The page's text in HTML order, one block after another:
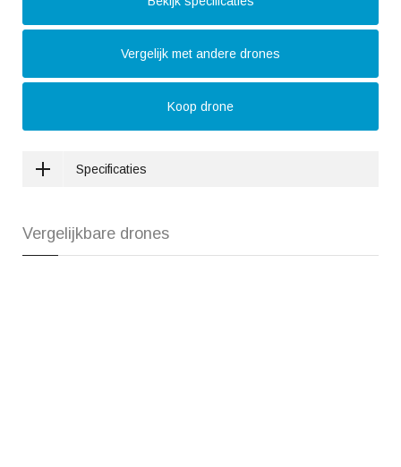
Vergelijk met andere drones
Koop drone
Specificaties
Vergelijkbare drones